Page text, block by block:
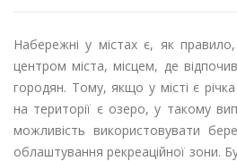
Набережні у містах є, як
центром міста, місцем, де
городян. Тому, якщо у місті є
на території є озеро, у такому
можливість використовувати
облаштування рекреаційної зони.